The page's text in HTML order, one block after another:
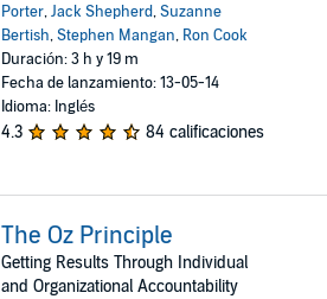
Porter,Jack Shepherd,Suzanne
Bertish,Stephen Mangan, Ron Cook
Duración: 3 h y 19 m
Fecha de lanzamiento: 13-05-14
Idioma: Inglés
4.3 84 calificaciones
The Oz Principle
Getting Results Through Individual
and Organizational Accountability